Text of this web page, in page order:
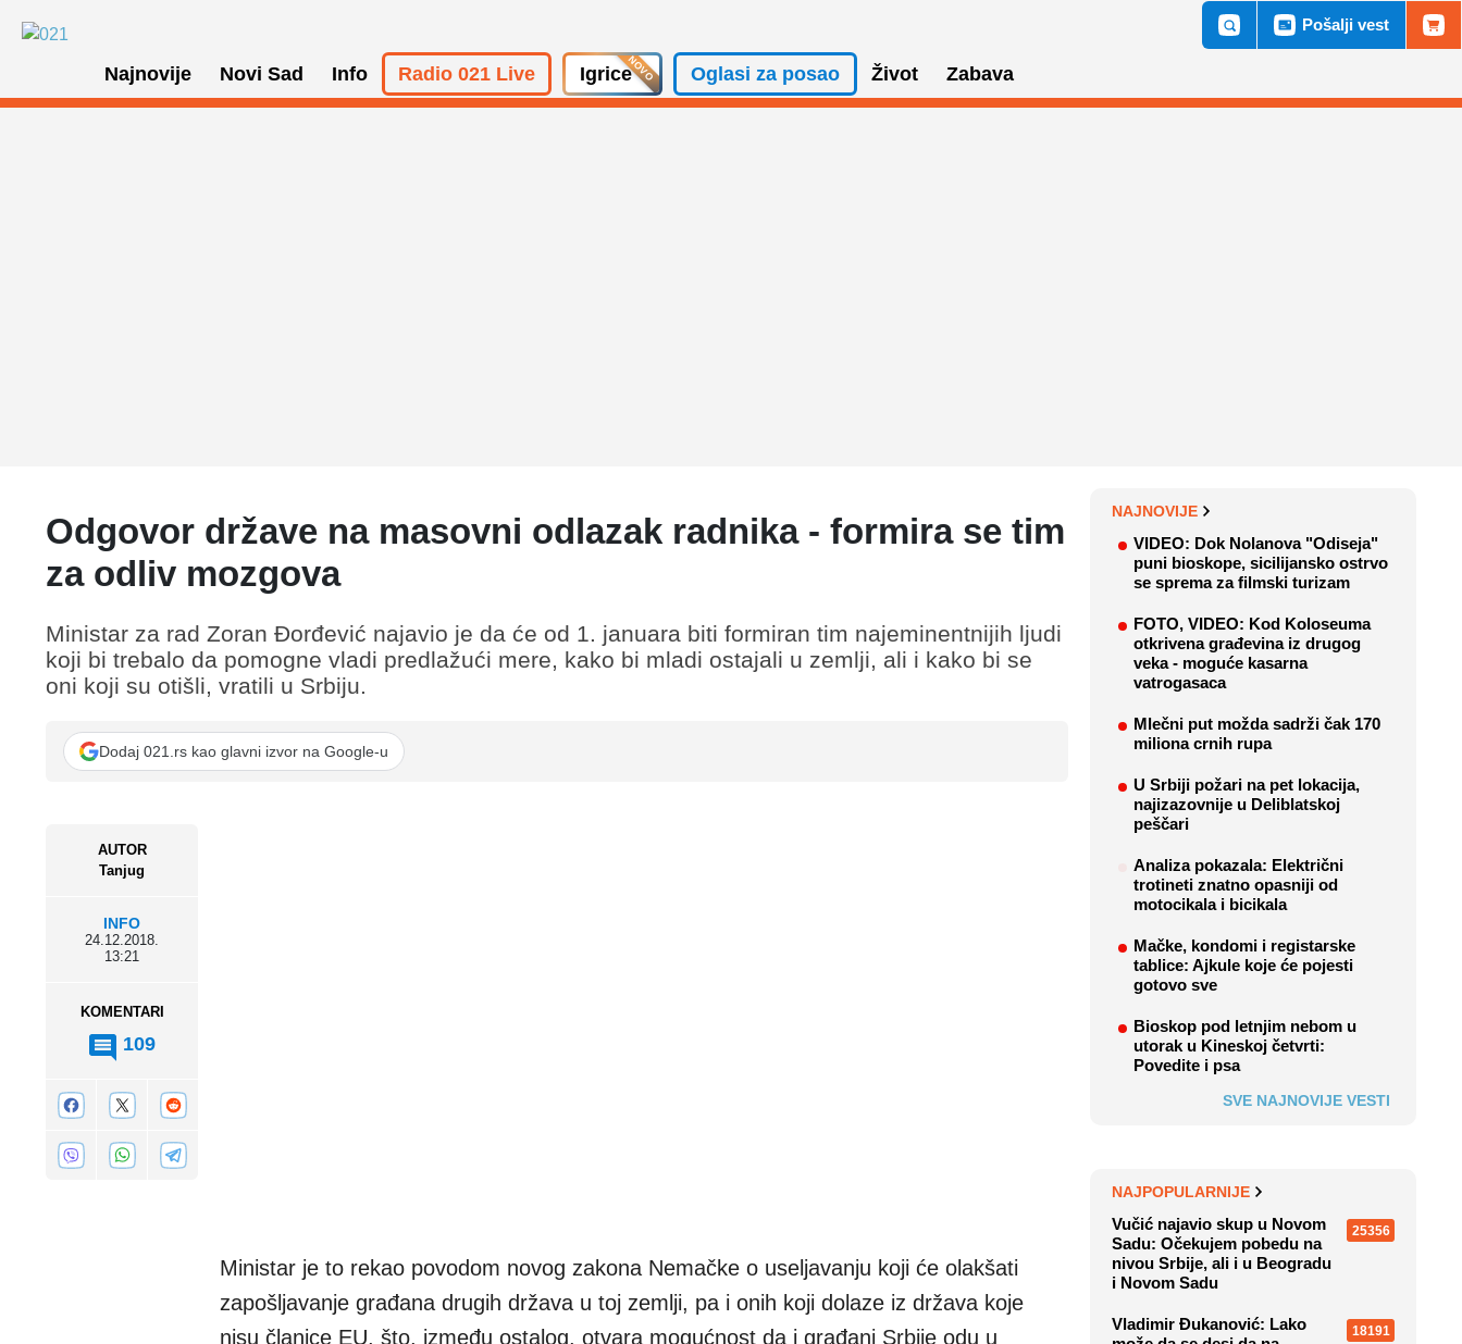
Najnovije Novi Sad Info Radio 021 Live Igrice Oglasi za posao Život Zabava
Pošalji vest
Odgovor države na masovni odlazak radnika - formira se tim
za odliv mozgova
AUTOR
Tanjug
INFO
24.12.2018.
13:21
KOMENTARI
109
Ministar za rad Zoran Đorđević najavio je da će od 1. januara biti formiran tim najeminentnijih ljudi
koji bi trebalo da pomogne vladi predlažući mere, kako bi mladi ostajali u zemlji, ali i kako bi se
oni koji su otišli, vratili u Srbiju.
Dodaj 021.rs kao glavni izvor na Google-u
Ministar je to rekao povodom novog zakona Nemačke o useljavanju koji će olakšati
zapošljavanje građana drugih država u toj zemlji, pa i onih koji dolaze iz država koje
nisu članice EU, što, između ostalog, otvara mogućnost da i građani Srbije odu u
NAJNOVIJE
VIDEO: Dok Nolanova "Odiseja"
puni bioskope, sicilijansko ostrvo
se sprema za filmski turizam
FOTO, VIDEO: Kod Koloseuma
otkrivena građevina iz drugog
veka - moguće kasarna
vatrogasaca
Mlečni put možda sadrži čak 170
miliona crnih rupa
U Srbiji požari na pet lokacija,
najizazovnije u Deliblatskoj
peščari
Analiza pokazala: Električni
trotineti znatno opasniji od
motocikala i bicikala
Mačke, kondomi i registarske
tablice: Ajkule koje će pojesti
gotovo sve
Bioskop pod letnjim nebom u
utorak u Kineskoj četvrti:
Povedite i psa
SVE NAJNOVIJE VESTI
NAJPOPULARNIJE
Vučić najavio skup u Novom
Sadu: Očekujem pobedu na
nivou Srbije, ali i u Beogradu
i Novom Sadu
25356
Vladimir Đukanović: Lako
18191